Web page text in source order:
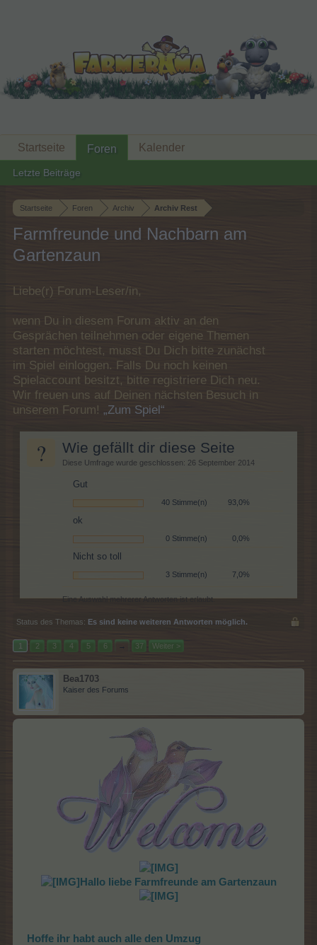
Startseite Foren Archiv Archiv Rest
Farmfreunde und Nachbarn am
Gartenzaun
Liebe(r) Forum-Leser/in,
wenn Du in diesem Forum aktiv an den
Gesprächen teilnehmen oder eigene Themen
starten möchtest, musst Du Dich bitte zunächst
im Spiel einloggen. Falls Du noch keinen
Spielaccount besitzt, bitte registriere Dich neu.
Wir freuen uns auf Deinen nächsten Besuch in
unserem Forum! „Zum Spiel“
? Wie gefällt dir diese Seite
Diese Umfrage wurde geschlossen: 26 September 2014
Gut
40 Stimme(n) 93,0%
ok
0 Stimme(n) 0,0%
Nicht so toll
3 Stimme(n) 7,0%
Eine Auswahl mehrerer Antworten ist erlaubt.
Status des Themas: Es sind keine weiteren Antworten möglich.
1 2 3 4 5 6 → 37 Weiter >
Bea1703
Kaiser des Forums
Hallo liebe Farmfreunde am Gartenzaun
Hoffe ihr habt auch alle den Umzug
Startseite Foren
Letzte Beiträge
Kalender